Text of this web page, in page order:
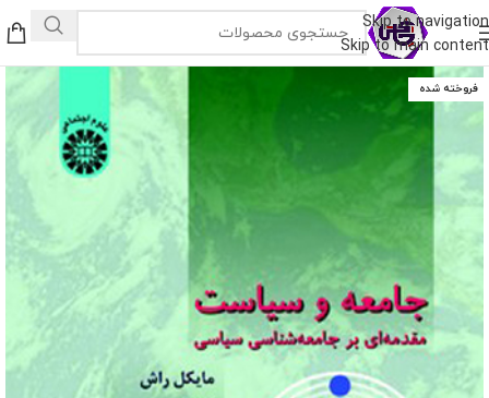
Skip to navigation
Skip to main content
فروخته شده